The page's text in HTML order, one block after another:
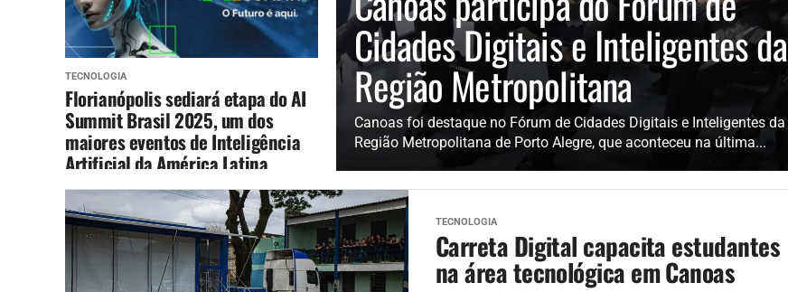
Cidades Digitais e Inteligentes da
Região Metropolitana
Canoas foi destaque no Fórum de Cidades Digitais e Inteligentes da
Região Metropolitana de Porto Alegre, que aconteceu na última...
TECNOLOGIA
Florianópolis sediará etapa do AI
Summit Brasil 2025, um dos
maiores eventos de Inteligência
Artificial da América Latina
TECNOLOGIA
Carreta Digital capacita estudantes
na área tecnológica em Canoas